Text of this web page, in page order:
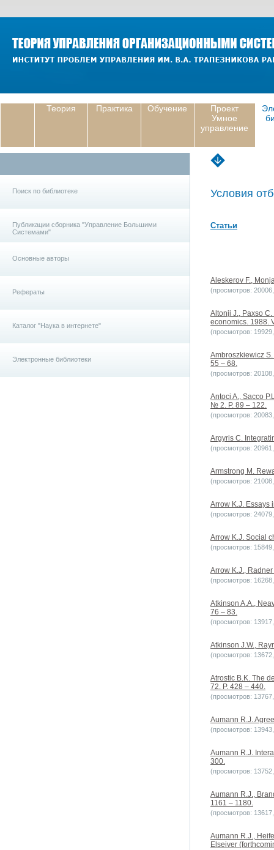
Теория Практика Обучение
Проект
Умное
управление
Поиск по библиотеке
Публикации сборника "Управление Большими
Системами"
Основные авторы
Рефераты
Каталог "Наука в интернете"
Электронные библиотеки
Условия
Статьи
Aleskerov F.,
(просмотров:
Altonji J., Paxso
economics. 1988.
(просмотров:
Ambroszkiewicz
55 – 68.
(просмотров:
Antoci A., Sacco
№ 2. P. 89 – 122.
(просмотров:
Argyris C.
(просмотров:
Armstrong M.
(просмотров:
Arrow K.J. Essays
(просмотров:
Arrow K.J. Social
(просмотров:
Arrow K.J.,
(просмотров:
Atkinson A.A.,
76 – 83.
(просмотров:
Atkinson J.W.,
(просмотров:
Atrostic B.K. The
72. P. 428 – 440.
(просмотров:
Aumann R.J.
(просмотров:
Aumann R.J.
300.
(просмотров:
Aumann R.J.,
1161 – 1180.
(просмотров:
Aumann R.J.,
Elseiver